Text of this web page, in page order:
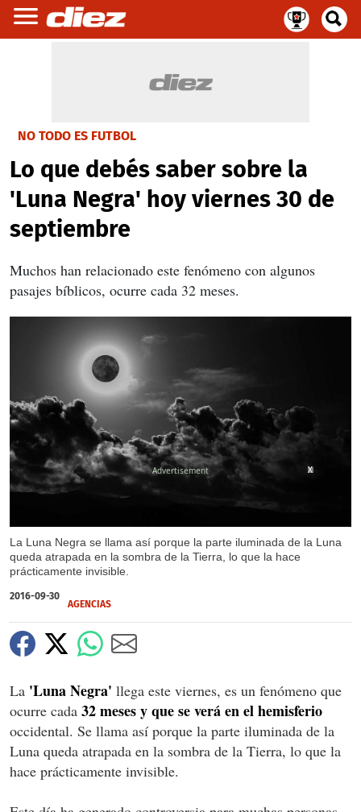
NO TODO ES FUTBOL
Lo que debés saber sobre la
'Luna Negra' hoy viernes 30 de
septiembre
Muchos han relacionado este fenómeno con algunos
pasajes bíblicos, ocurre cada 32 meses.
La Luna Negra se llama así porque la parte iluminada de la Luna
queda atrapada en la sombra de la Tierra, lo que la hace
prácticamente invisible.
X
X
2016-09-30
AGENCIAS
La 'Luna Negra' llega este viernes, es un fenómeno que
ocurre cada 32 meses y que se verá en el hemisferio
occidental. Se llama así porque la parte iluminada de la
Luna queda atrapada en la sombra de la Tierra, lo que la
hace prácticamente invisible.